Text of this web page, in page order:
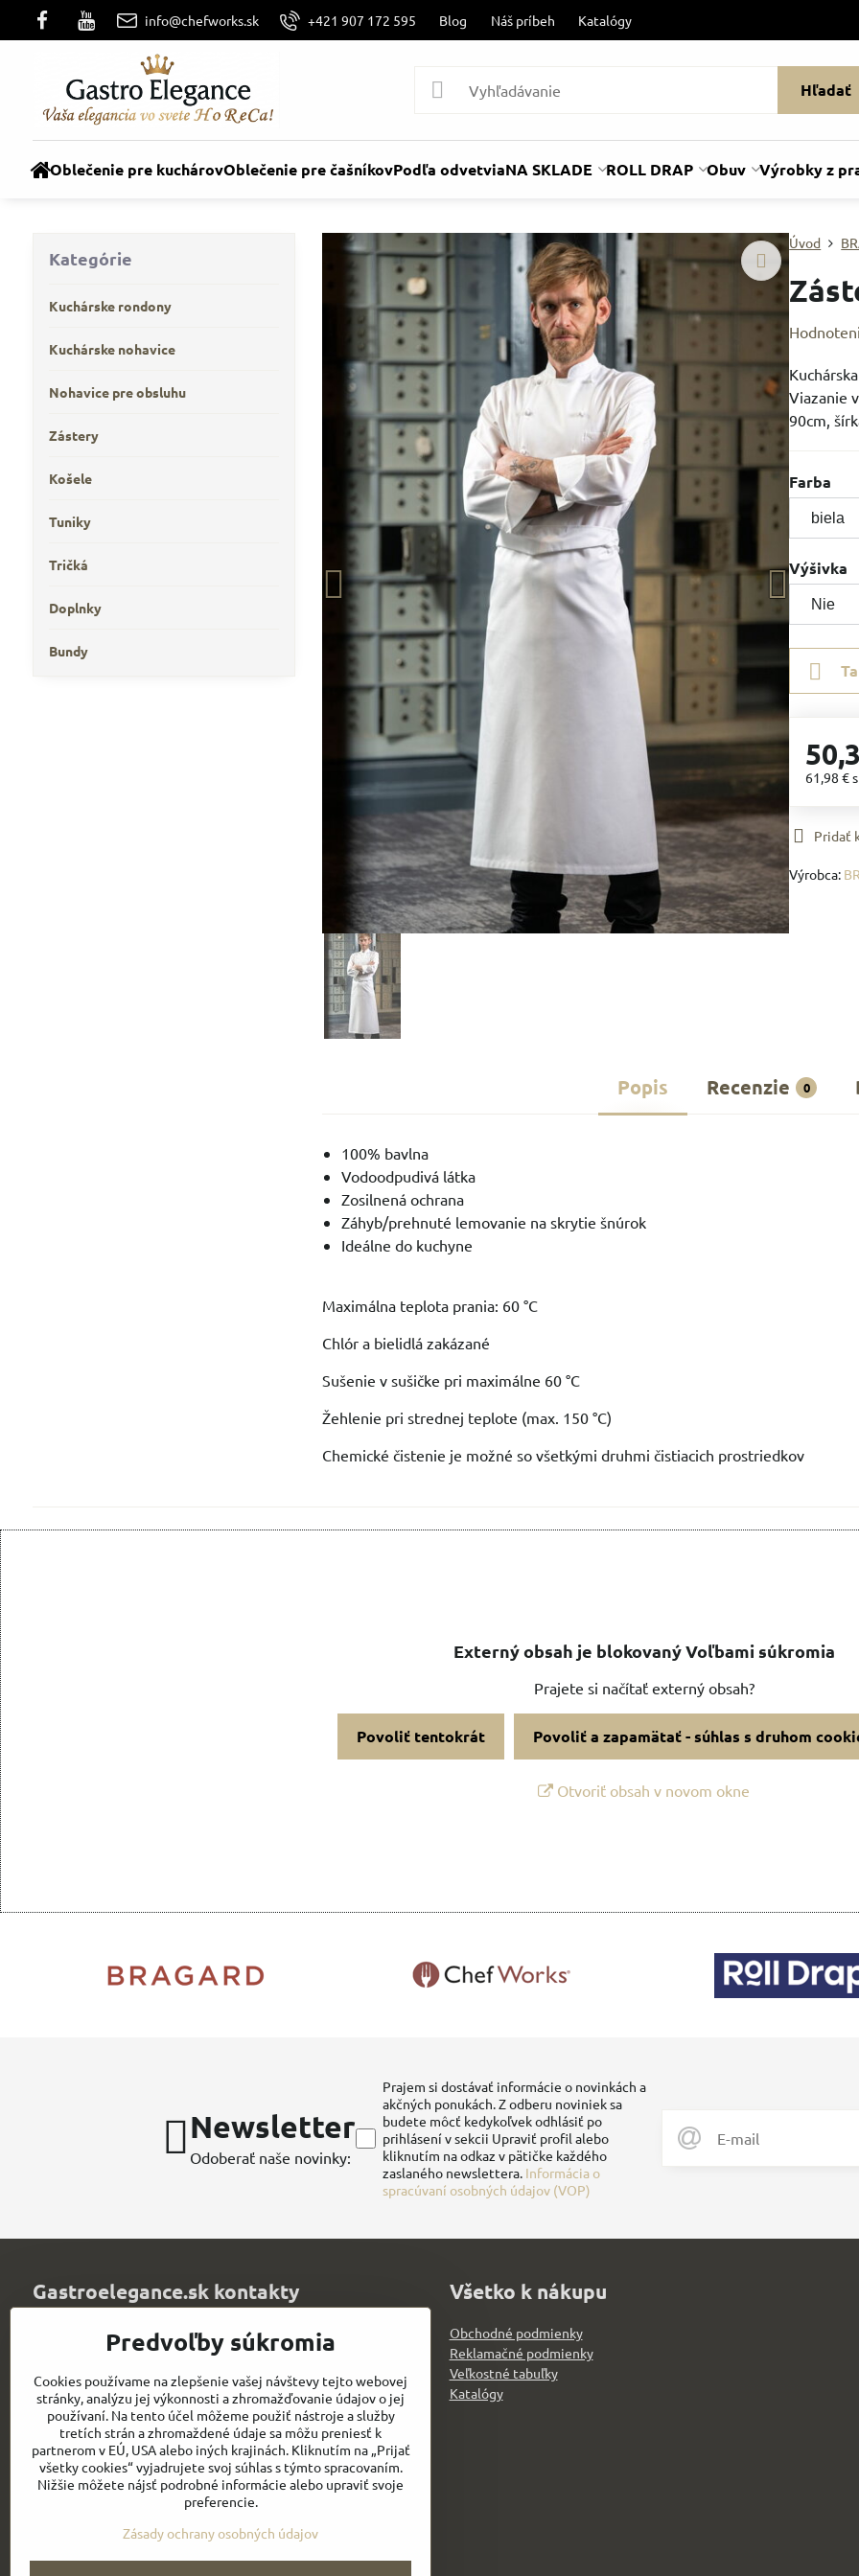
info@chefworks.sk +421 907 172 595 Blog Náš príbeh Katalógy
Hľadať
Oblečenie pre kuchárovOblečenie pre čašníkovPodľa odvetviaNA SKLADE ROLL DRAP Obuv Výrobky z
Úvod
Viazanie
90cm,
Farba
Výšivka
61,98 €
Pridať
Výrobca:
Popis Recenzie 0
100% bavlna
Vodoodpudivá látka
Zosilnená ochrana
Záhyb/prehnuté lemovanie na skrytie šnúrok
Ideálne do kuchyne
Maximálna teplota prania: 60 °C
Chlór a bielidlá zakázané
Sušenie v sušičke pri maximálne 60 °C
Žehlenie pri strednej teplote (max. 150 °C)
Chemické čistenie je možné so všetkými druhmi čistiacich prostriedkov
Kategórie
Kuchárske rondony
Kuchárske nohavice
Nohavice pre obsluhu
Zástery
Košele
Tuniky
Tričká
Doplnky
Bundy
Externý obsah je blokovaný Voľbami súkromia
Prajete si načítať externý obsah?
Povoliť tentokrát Povoliť a zapamätať - súhlas s druhom
Otvoriť obsah v novom okne
Newsletter
Odoberať naše novinky:
Prajem si dostávať informácie o novinkách a
akčných ponukách. Z odberu noviniek sa
budete môcť kedykoľvek odhlásiť po
prihlásení v sekcii Upraviť profil alebo
kliknutím na odkaz v pätičke každého
zaslaného newslettera. Informácia o
spracúvaní osobných údajov (VOP)
Gastroelegance.sk kontakty
Juvitex, s​.r​.o​.
Trenčianska 1320
Púchov 020 01
Slovakia
IČO: 36339903
DIČ: 2021900067
IČ DPH: SK2021900067
info​@chefworks​.sk
+421 907 172 595
Všetko k nákupu
Obchodné podmienky
Reklamačné podmienky
Veľkostné tabuľky
Katalógy
Predvoľby súkromia
Cookies používame na zlepšenie vašej návštevy tejto webovej
stránky, analýzu jej výkonnosti a zhromažďovanie údajov o jej
používaní. Na tento účel môžeme použiť nástroje a služby
tretích strán a zhromaždené údaje sa môžu preniesť k
partnerom v EÚ, USA alebo iných krajinách. Kliknutím na „Prijať
všetky cookies“ vyjadrujete svoj súhlas s týmto spracovaním.
Nižšie môžete nájsť podrobné informácie alebo upraviť svoje
preferencie.
Zásady ochrany osobných údajov